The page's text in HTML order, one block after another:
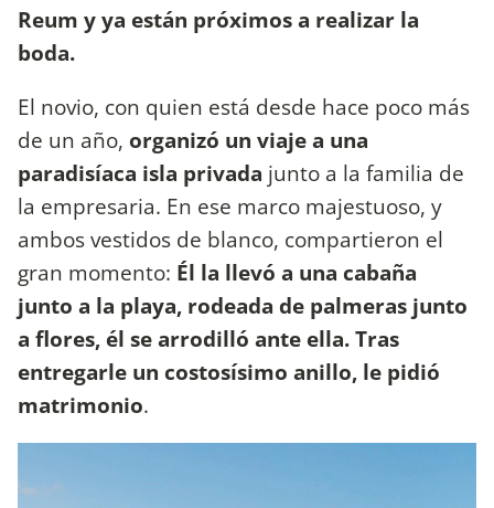
Reum y ya están próximos a realizar la
boda.
El novio, con quien está desde hace poco más
de un año, organizó un viaje a una
paradisíaca isla privada junto a la familia de
la empresaria. En ese marco majestuoso, y
ambos vestidos de blanco, compartieron el
gran momento: Él la llevó a una cabaña
junto a la playa, rodeada de palmeras junto
a flores, él se arrodilló ante ella. Tras
entregarle un costosísimo anillo, le pidió
matrimonio.